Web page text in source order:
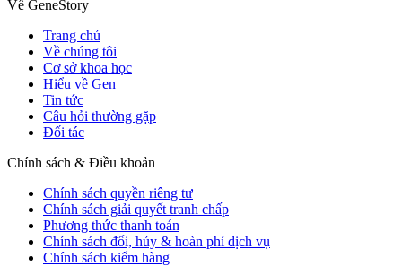
Về GeneStory
Trang chủ
Về chúng tôi
Cơ sở khoa học
Hiểu về Gen
Tin tức
Câu hỏi thường gặp
Đối tác
Chính sách & Điều khoản
Chính sách quyền riêng tư
Chính sách giải quyết tranh chấp
Phương thức thanh toán
Chính sách đổi, hủy & hoàn phí dịch vụ
Chính sách kiểm hàng